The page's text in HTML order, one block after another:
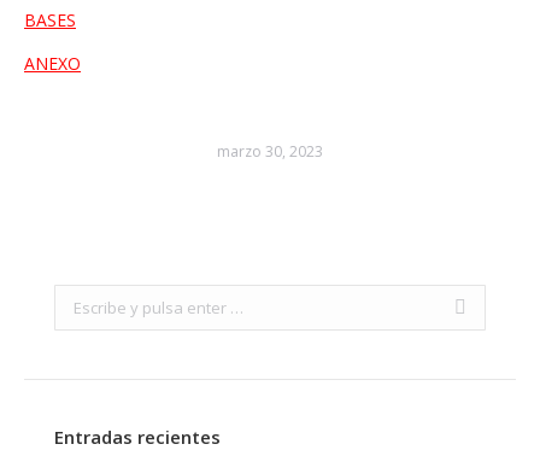
BASES
ANEXO
marzo 30, 2023
Search:
Entradas recientes